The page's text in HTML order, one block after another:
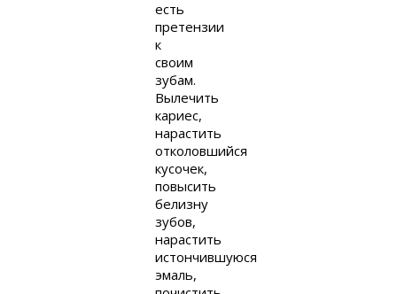
есть
претензии
к
своим
зубам.
Вылечить
кариес,
нарастить
отколовшийся
кусочек,
повысить
белизну
зубов,
нарастить
истончившуюся
эмаль,